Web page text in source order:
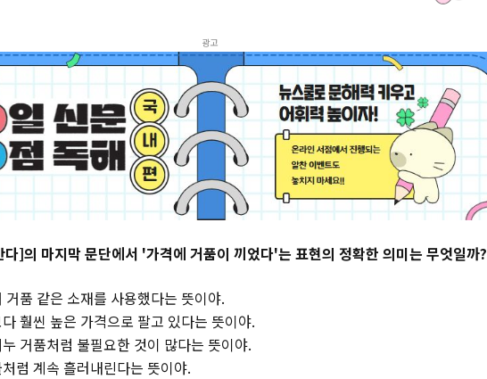
광고
]의 마지막 문단에서 '가격에 거품이 끼었다'는 표현의 정확한 의미는 무엇일까?
품 같은 소재를 사용했다는 뜻이야.
훨씬 높은 가격으로 팔고 있다는 뜻이야.
거품처럼 불필요한 것이 많다는 뜻이야.
럼 계속 흘러내린다는 뜻이야.